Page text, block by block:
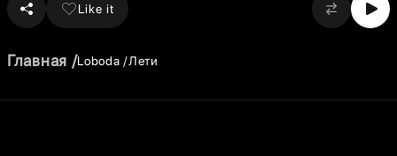
Like it
Главная Loboda Лети